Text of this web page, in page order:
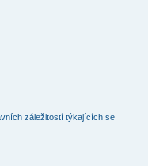
záležitostí týkajících se